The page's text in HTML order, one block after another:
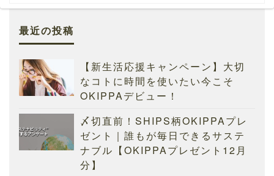
最近の投稿
【新生活応援キャンペーン】大切
なコトに時間を使いたい今こそ
OKIPPAデビュー！
〆切直前！SHIPS柄OKIPPAプレ
ゼント｜誰もが毎日できるサステ
ナブル【OKIPPAプレゼント12月
分】